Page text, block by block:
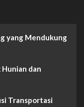
yang Mendukung
dan
Transportasi